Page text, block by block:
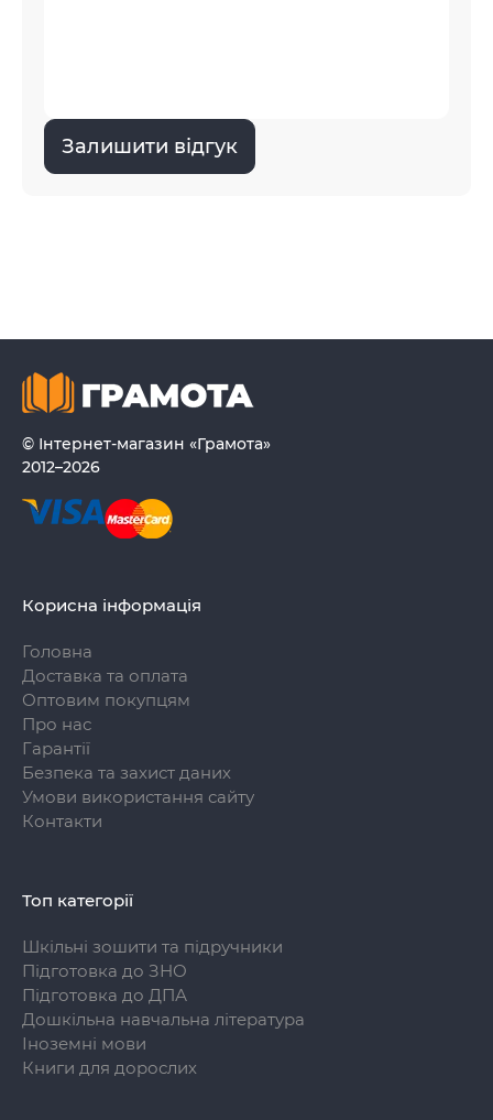
Залишити відгук
© Інтернет-магазин «Грамота»
2012–2026
Корисна інформація
Головна
Доставка та оплата
Оптовим покупцям
Про нас
Гарантії
Безпека та захист даних
Умови використання сайту
Контакти
Топ категорії
Шкільні зошити та підручники
Підготовка до ЗНО
Підготовка до ДПА
Дошкільна навчальна література
Іноземні мови
Книги для дорослих